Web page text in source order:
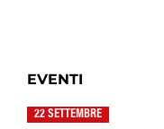
EVENTI
22 SETTEMBRE